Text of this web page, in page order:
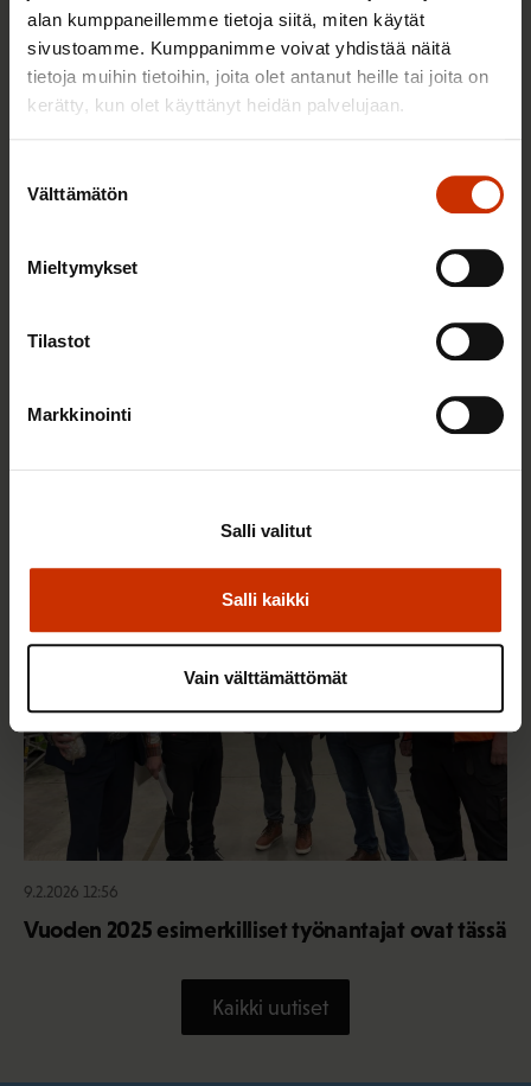
alan kumppaneillemme tietoja siitä, miten käytät
sivustoamme. Kumppanimme voivat yhdistää näitä
tietoja muihin tietoihin, joita olet antanut heille tai joita on
kerätty, kun olet käyttänyt heidän palvelujaan.
valinta
Välttämätön
Mieltymykset
Tilastot
Markkinointi
Salli kaikki
Salli valitut
Vain välttämättömät
TERVE JA HYVÄ TYÖELÄMÄ
22.5.2026 9:00
jaksamista tukevaan terveelliseen syömiseen
9.2.2026 12:56
Vuoden 2025 esimerkilliset työnantajat ovat tässä
Kaikki uutiset